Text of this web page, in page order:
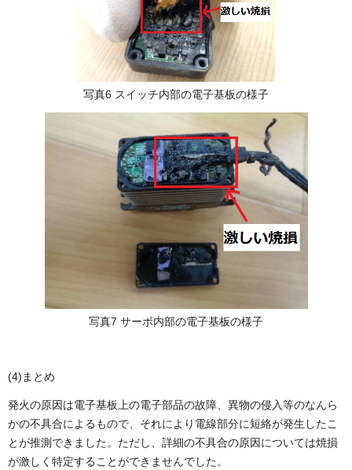
写真6 スイッチ内部の電子基板の様子
写真7 サーボ内部の電子基板の様子
(4)まとめ
発火の原因は電子基板上の電子部品の故障、異物の侵入等のなんら
かの不具合によるもので、それにより電線部分に短絡が発生したこ
とが推測できました。ただし、詳細の不具合の原因については焼損
が激しく特定することができませんでした。